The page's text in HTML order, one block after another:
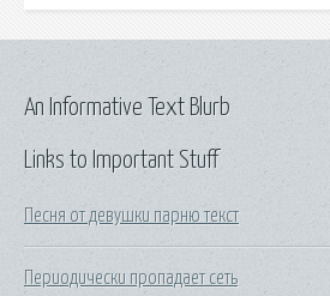
Links to Important Stuff
Песня от девушки парню текст
Периодически пропадает сеть
An Informative Text Blurb